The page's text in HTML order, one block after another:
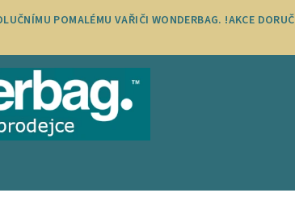
POMALÉMU VAŘIČI WONDERBAG. !AKCE